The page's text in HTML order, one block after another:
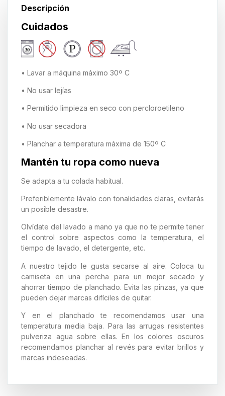
Descripción
Cuidados
• Lavar a máquina máximo 30º C
• No usar lejías
• Permitido limpieza en seco con percloroetileno
• No usar secadora
• Planchar a temperatura máxima de 150º C
Mantén tu ropa como nueva
Se adapta a tu colada habitual.
Preferiblemente lávalo con tonalidades claras, evitarás
un posible desastre.
Olvídate del lavado a mano ya que no te permite tener
el control sobre aspectos como la temperatura, el
tiempo de lavado, el detergente, etc.
A nuestro tejido le gusta secarse al aire. Coloca tu
camiseta en una percha para un mejor secado y
ahorrar tiempo de planchado. Evita las pinzas, ya que
pueden dejar marcas difíciles de quitar.
Y en el planchado te recomendamos usar una
temperatura media baja. Para las arrugas resistentes
pulveriza agua sobre ellas. En los colores oscuros
recomendamos planchar al revés para evitar brillos y
marcas indeseadas.